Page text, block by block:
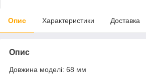
Опис Характеристики Доставка
Опис
Довжина моделі: 68 мм